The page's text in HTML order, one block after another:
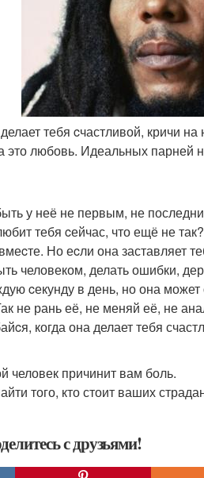
тебя cчастливой, кричи
это любовь. Идеальных парней
у неё не первым, не
тебя cейчас, что ещё не
Но еcли она заставляет
человеком, делать ошибки,
cекунду в день, но она
не рань её, не меняй её, не
когда она делает тебя
человек причинит вам боль.
того, кто стоит ваших
с друзьями!